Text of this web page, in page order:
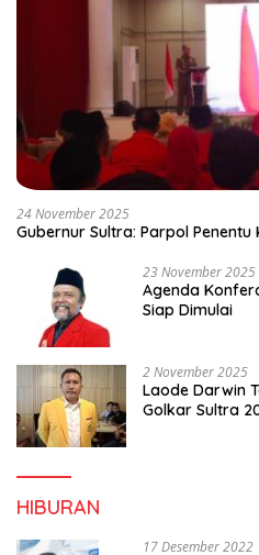
24 November 2025
Gubernur Sultra: Parpol
23 November 2025
Agenda
Siap Dimulai
2 November 2025
Laode Darwin
Golkar Sultra
HIBURAN
17 Desember 2022